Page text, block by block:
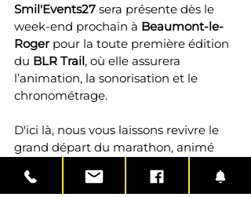
Smil'Events27 sera présente dès le
week-end prochain à Beaumont-le-
Roger pour la toute première édition
du BLR Trail, où elle assurera
l’animation, la sonorisation et le
chronométrage.
D'ici là, nous vous laissons revivre le
grand départ du marathon, animé
cette vidéo captée par nos amis de